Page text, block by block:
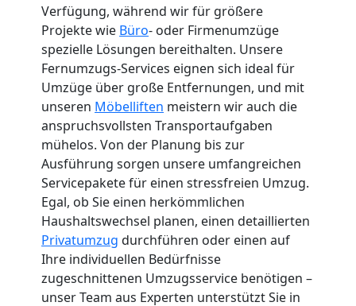
Verfügung, während wir für größere
Projekte wie Büro- oder Firmenumzüge
spezielle Lösungen bereithalten. Unsere
Fernumzugs-Services eignen sich ideal für
Umzüge über große Entfernungen, und mit
unseren Möbelliften meistern wir auch die
anspruchsvollsten Transportaufgaben
mühelos. Von der Planung bis zur
Ausführung sorgen unsere umfangreichen
Servicepakete für einen stressfreien Umzug.
Egal, ob Sie einen herkömmlichen
Haushaltswechsel planen, einen detaillierten
Privatumzug durchführen oder einen auf
Ihre individuellen Bedürfnisse
zugeschnittenen Umzugsservice benötigen –
unser Team aus Experten unterstützt Sie in